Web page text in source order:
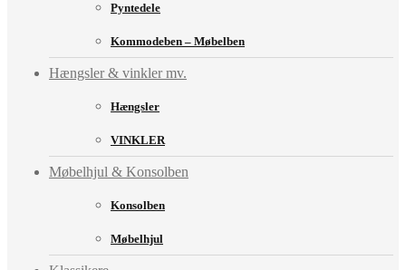
Pyntedele
Kommodeben – Møbelben
Hængsler & vinkler mv.
Hængsler
VINKLER
Møbelhjul & Konsolben
Konsolben
Møbelhjul